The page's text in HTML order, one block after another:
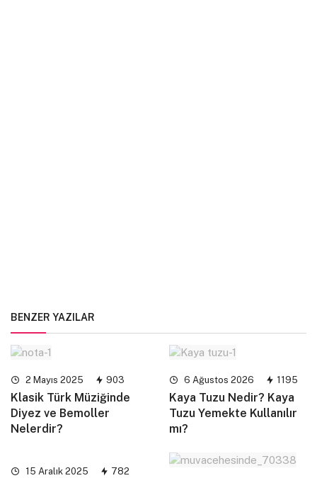
BENZER YAZILAR
2 Mayıs 2025 903
Klasik Türk Müziğinde
Diyez ve Bemoller
Nelerdir?
6 Ağustos 2026 1195
Kaya Tuzu Nedir? Kaya
Tuzu Yemekte Kullanılır
mı?
15 Aralık 2025 782